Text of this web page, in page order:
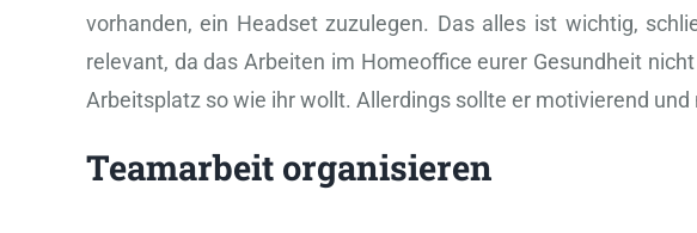
vorhanden, ein Headset zuzulegen. Das alles ist wichtig,
relevant, da das Arbeiten im Homeoffice eurer Gesundheit
Arbeitsplatz so wie ihr wollt. Allerdings sollte er motivierend
Teamarbeit organisieren